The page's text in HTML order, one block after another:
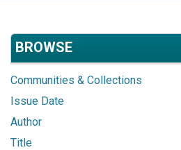
BROWSE
Communities & Collections
Issue Date
Author
Title